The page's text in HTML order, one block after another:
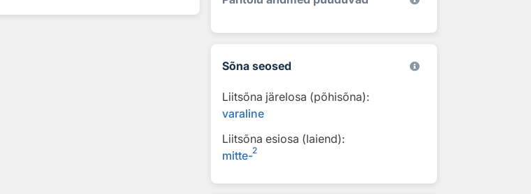
Sõna seosed
Liitsõna järelosa (põhisõna):
varaline
Liitsõna esiosa (laiend):
mitte-2